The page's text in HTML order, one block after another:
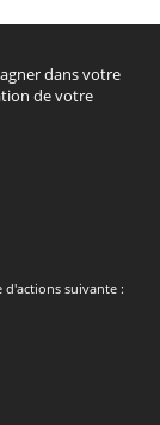
dans votre
de votre
d'actions suivante :